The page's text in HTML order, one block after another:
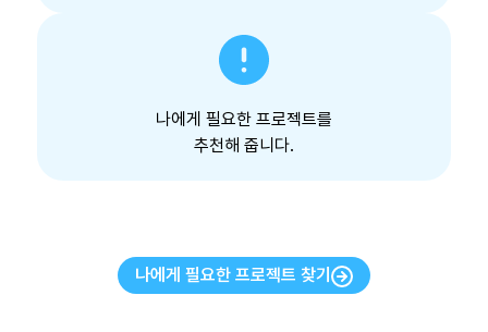
나에게 필요한 프로젝트를
추천해 줍니다.
나에게 필요한 프로젝트 찾기